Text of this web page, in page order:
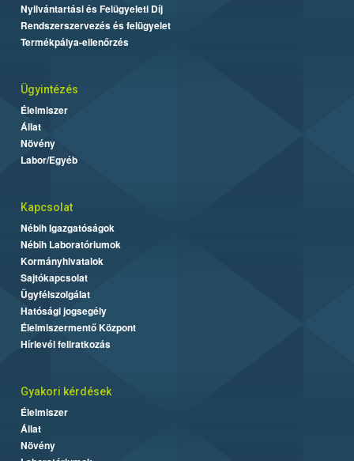
Nyilvántartási és Felügyeleti Díj
Rendszerszervezés és felügyelet
Termékpálya-ellenőrzés
Ügyintézés
Élelmiszer
Állat
Növény
Labor/Egyéb
Kapcsolat
Nébih Igazgatóságok
Nébih Laboratóriumok
Kormányhivatalok
Sajtókapcsolat
Ügyfélszolgálat
Hatósági jogsegély
Élelmiszermentő Központ
Hírlevél feliratkozás
Gyakori kérdések
Élelmiszer
Állat
Növény